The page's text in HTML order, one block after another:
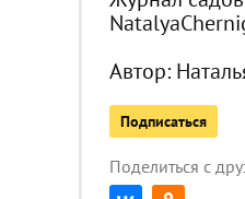
Автор:
Подписаться
Поделиться с